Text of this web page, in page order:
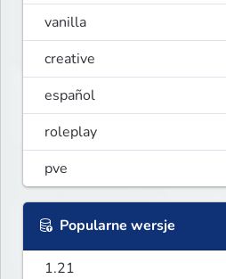
vanilla
creative
español
roleplay
pve
Popularne wersje
1.21